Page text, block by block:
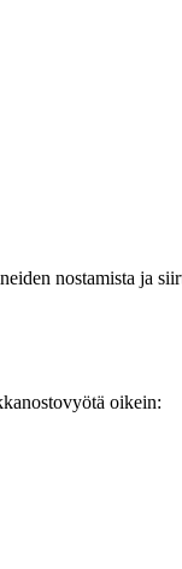
nostamista ja
oikein: